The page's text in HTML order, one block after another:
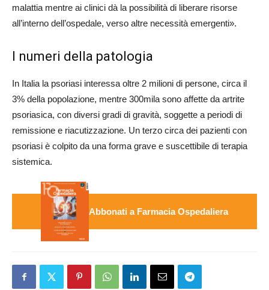
malattia mentre ai clinici dà la possibilità di liberare risorse
all’interno dell’ospedale, verso altre necessità emergenti».
I numeri della patologia
In Italia la psoriasi interessa oltre 2 milioni di persone, circa il
3% della popolazione, mentre 300mila sono affette da artrite
psoriasica, con diversi gradi di gravità, soggette a periodi di
remissione e riacutizzazione. Un terzo circa dei pazienti con
psoriasi è colpito da una forma grave e suscettibile di terapia
sistemica.
Abbonati a Farmacia Ospedaliera